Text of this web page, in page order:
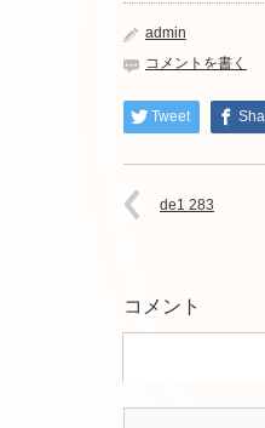
admin
コメントを書く
Tweet
de1 283
コメント